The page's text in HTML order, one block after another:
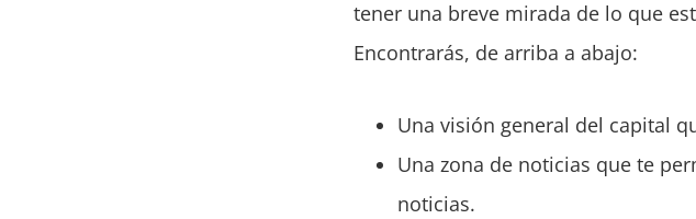
tener una breve mirada de lo que
Encontrarás, de arriba a abajo:
Una visión general del capital
Una zona de noticias que te
noticias.